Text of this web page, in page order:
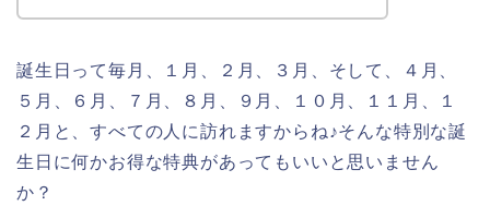
誕生日って毎月、１月、２月、３月、そして、４月、
５月、６月、７月、８月、９月、１０月、１１月、１
２月と、すべての人に訪れますからね♪そんな特別な誕
生日に何かお得な特典があってもいいと思いません
か？